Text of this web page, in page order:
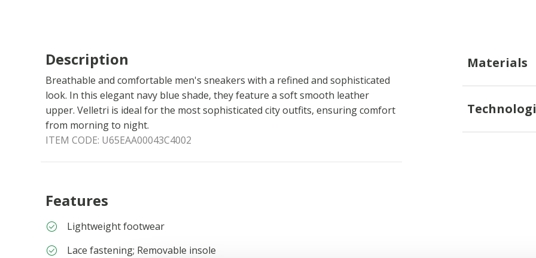
Description
Breathable and comfortable men's sneakers with a refined and sophisticated
look. In this elegant navy blue shade, they feature a soft smooth leather
upper. Velletri is ideal for the most sophisticated city outfits, ensuring comfort
from morning to night.
ITEM CODE: U65EAA00043C4002
Features
Lightweight footwear
Lace fastening; Removable insole
Materials